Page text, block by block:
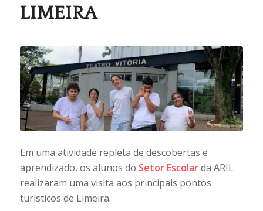
LIMEIRA
Em uma atividade repleta de descobertas e
aprendizado, os alunos do Setor Escolarda ARIL
realizaram uma visita aos principais pontos
turísticos de Limeira.